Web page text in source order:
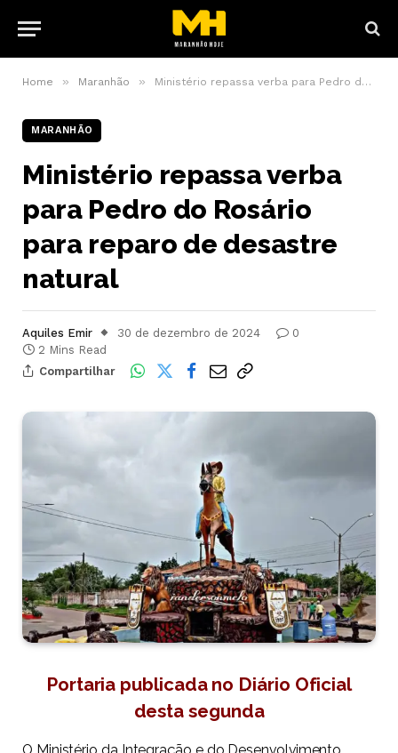
Home » Maranhão » Ministério repassa verba para Pedro do Rosário para reparo de desastre natural
MARANHÃO
Ministério repassa verba
para Pedro do Rosário
para reparo de desastre
natural
Aquiles Emir 30 de dezembro de 2024
0
2 Mins Read
Compartilhar
Portaria publicada no Diário Oficial
desta segunda